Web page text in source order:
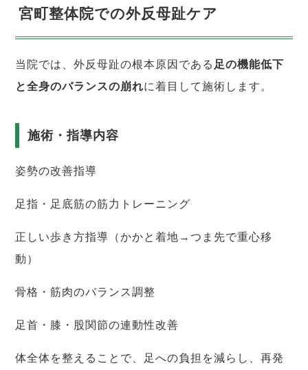
宮町整体院での外反母趾ケア
当院では、外反母趾の根本原因である 足の機能低下
と全身のバランスの崩れに着目して施術します。
施術・指導内容
姿勢の改善指導
足指・足底筋の筋力トレーニング
正しい歩き方指導（かかと着地→つま先で重心移
動）
骨格・筋肉のバランス調整
足首・膝・股関節の連動性改善
体全体を整えることで、足への負担を減らし、再発